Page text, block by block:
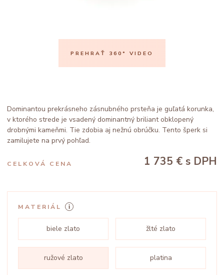
PREHRAŤ 360° VIDEO
Dominantou prekrásneho zásnubného prsteňa je guľatá korunka,
v ktorého strede je vsadený dominantný briliant obklopený
drobnými kameňmi. Tie zdobia aj nežnú obrúčku. Tento šperk si
zamilujete na prvý pohľad.
CELKOVÁ CENA 1 735 € s DPH
MATERIÁL
biele zlato žlté zlato
ružové zlato platina